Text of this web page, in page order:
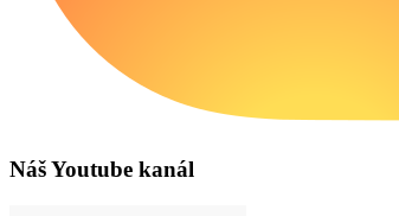
Náš Youtube kanál